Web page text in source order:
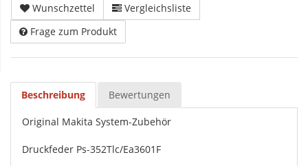
Wunschzettel
Vergleichsliste
Frage zum Produkt
Beschreibung Bewertungen
Original Makita System-Zubehör
Druckfeder Ps-352Tlc/Ea3601F